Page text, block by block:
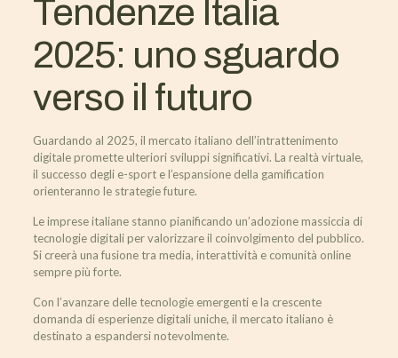
Tendenze Italia
2025: uno sguardo
verso il futuro
Guardando al 2025, il mercato italiano dell’intrattenimento
digitale promette ulteriori sviluppi significativi. La realtà virtuale,
il successo degli e-sport e l’espansione della gamification
orienteranno le strategie future.
Le imprese italiane stanno pianificando un’adozione massiccia di
tecnologie digitali per valorizzare il coinvolgimento del pubblico.
Si creerà una fusione tra media, interattività e comunità online
sempre più forte.
Con l’avanzare delle tecnologie emergenti e la crescente
domanda di esperienze digitali uniche, il mercato italiano è
destinato a espandersi notevolmente.